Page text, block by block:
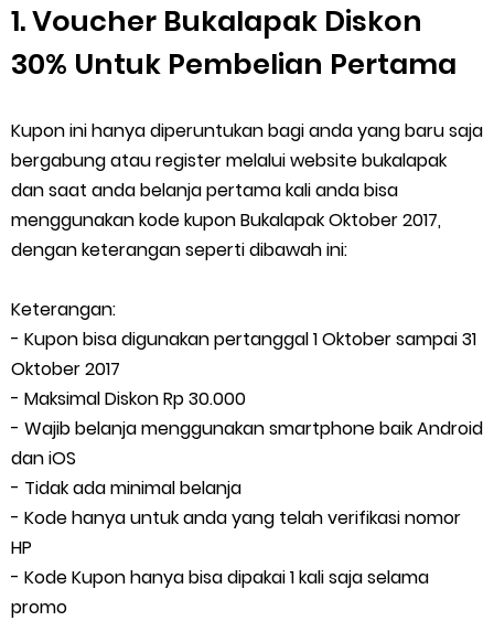
Cara Transfer Gopay ke Shopeepay Tanpa Potongan
Cara Menghubungi CS Lalamove dan Jam Operasionalnya
Cara Mengatasi Aplikasi Gojek Mengalami Gangguan
Saturday, 8 August
1. Voucher Bukalapak Diskon
30% Untuk Pembelian Pertama
Kupon ini hanya diperuntukan bagi anda yang baru saja
bergabung atau register melalui website bukalapak
dan saat anda belanja pertama kali anda bisa
menggunakan kode kupon Bukalapak Oktober 2017,
dengan keterangan seperti dibawah ini:
Keterangan:
- Kupon bisa digunakan pertanggal 1 Oktober sampai 31
Oktober 2017
- Maksimal Diskon Rp 30.000
- Wajib belanja menggunakan smartphone baik Android
dan iOS
- Tidak ada minimal belanja
- Kode hanya untuk anda yang telah verifikasi nomor
HP
- Kode Kupon hanya bisa dipakai 1 kali saja selama
promo